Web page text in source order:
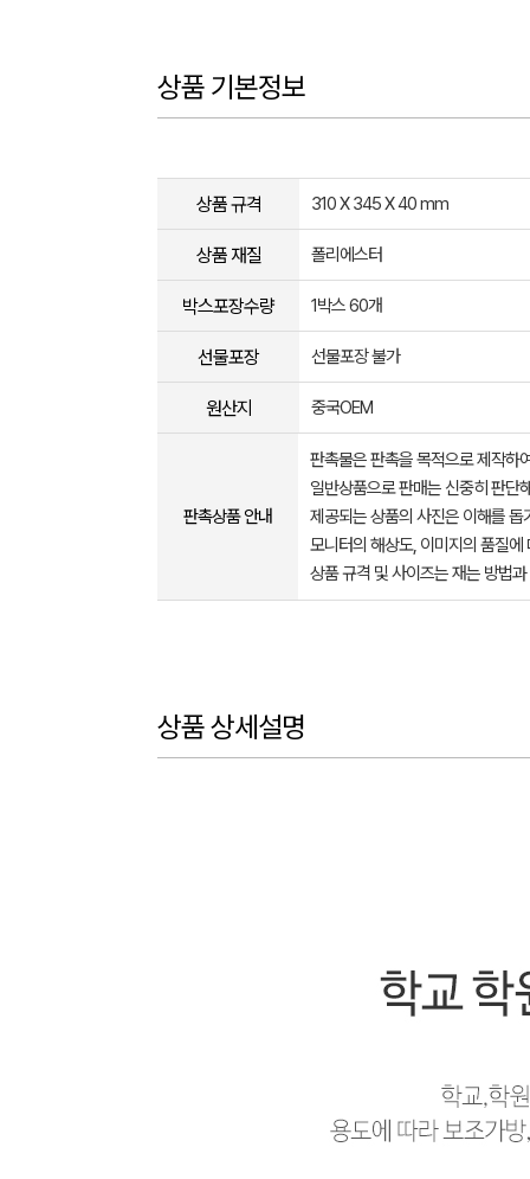
상품 기본정보
상품 규격 310 X 345 X 40 mm
상품 재질 폴리에스터
박스포장수량 1박스 60개
선물포장 선물포장 불가
원산지 중국OEM
판촉상품 안내
판촉물은 판촉을 목적으로 제작하
일반상품으로 판매는 신중히 판단
제공되는 상품의 사진은 이해를
모니터의 해상도, 이미지의 품질
상품 규격 및 사이즈는 재는 방법
상품 상세설명